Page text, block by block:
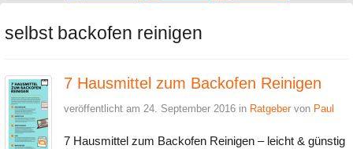
selbst backofen reinigen
7 Hausmittel zum Backofen Reinigen
veröffentlicht am 24. September 2016 in Ratgebervon Paul
7 Hausmittel zum Backofen Reinigen – leicht & günstig